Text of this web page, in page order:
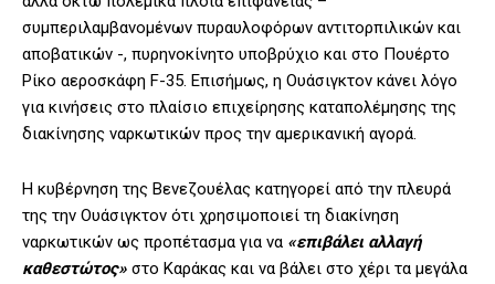
συμπεριλαμβανομένων πυραυλοφόρων αντιτορπιλικών και
αποβατικών -, πυρηνοκίνητο υποβρύχιο και στο Πουέρτο
Ρίκο αεροσκάφη F-35. Επισήμως, η Ουάσιγκτον κάνει λόγο
για κινήσεις στο πλαίσιο επιχείρησης καταπολέμησης της
διακίνησης ναρκωτικών προς την αμερικανική αγορά.
Η κυβέρνηση της Βενεζουέλας κατηγορεί από την πλευρά
της την Ουάσιγκτον ότι χρησιμοποιεί τη διακίνηση
ναρκωτικών ως προπέτασμα για να «επιβάλει αλλαγή
καθεστώτος» στο Καράκας και να βάλει στο χέρι τα μεγάλα